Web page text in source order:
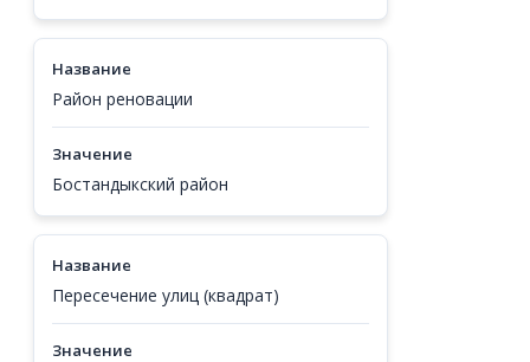
Название
Район реновации
Значение
Бостандыкский район
Название
Пересечение улиц (квадрат)
Значение